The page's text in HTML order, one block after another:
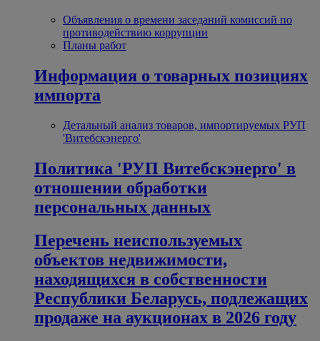
Объявления о времени заседаний комиссий по
противодействию коррупции
Планы работ
Информация о товарных позициях
импорта
Детальный анализ товаров, импортируемых РУП
'Витебскэнерго'
Политика 'РУП Витебскэнерго' в
отношении обработки
персональных данных
Перечень неиспользуемых
объектов недвижимости,
находящихся в собственности
Республики Беларусь, подлежащих
продаже на аукционах в 2026 году